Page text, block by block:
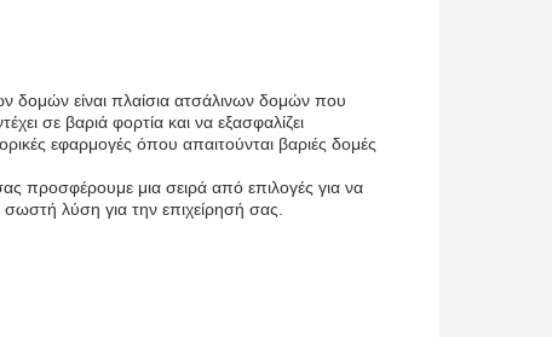
δομών είναι πλαίσια ατσάλινων δομών που
σε βαριά φορτία και να εξασφαλίζει
εφαρμογές όπου απαιτούνται βαριές δομές
προσφέρουμε μια σειρά από επιλογές για να
λύση για την επιχείρησή σας.